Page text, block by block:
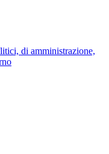
di amministrazione,